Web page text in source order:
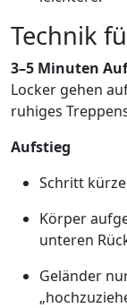
Technik
3–5 Minuten
Locker gehen
ruhiges
Aufstieg
Schritt
Körper
unteren
Geländer